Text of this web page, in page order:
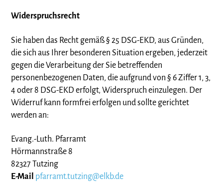
Widerspruchsrecht
Sie haben das Recht gemäß § 25 DSG-EKD, aus Gründen,
die sich aus Ihrer besonderen Situation ergeben, jederzeit
gegen die Verarbeitung der Sie betreffenden
personenbezogenen Daten, die aufgrund von § 6 Ziffer 1, 3,
4 oder 8 DSG-EKD erfolgt, Widerspruch einzulegen. Der
Widerruf kann formfrei erfolgen und sollte gerichtet
werden an:
Evang.-Luth. Pfarramt
Hörmannstraße 8
82327 Tutzing
E-Mail pfarramt.tutzing@elkb.de